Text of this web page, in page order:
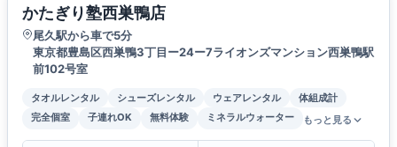
かたぎり塾西巣鴨店
尾久駅から車で5分
東京都豊島区西巣鴨3丁目ー24ー7ライオンズマンション西巣鴨駅
前102号室
タオルレンタル シューズレンタル ウェアレンタル
体組成計
完全個室
子連れOK 無料体験 ミネラルウォーター もっと見る